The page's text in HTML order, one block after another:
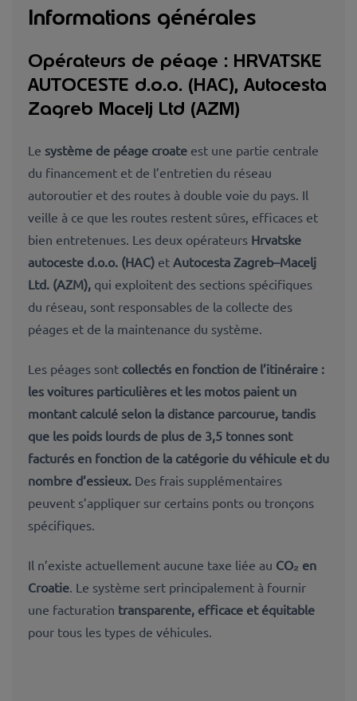
Informations générales
Opérateurs de péage : HRVATSKE
AUTOCESTE d.o.o. (HAC), Autocesta
Zagreb Macelj Ltd (AZM)
Le système de péage croate est une partie centrale
du financement et de l’entretien du réseau
autoroutier et des routes à double voie du pays. Il
veille à ce que les routes restent sûres, efficaces et
bien entretenues. Les deux opérateurs Hrvatske
autoceste d.o.o. (HAC) et Autocesta Zagreb–Macelj
Ltd. (AZM), qui exploitent des sections spécifiques
du réseau, sont responsables de la collecte des
péages et de la maintenance du système.
Les péages sont collectés en fonction de l’itinéraire :
les voitures particulières et les motos paient un
montant calculé selon la distance parcourue, tandis
que les poids lourds de plus de 3,5 tonnes sont
facturés en fonction de la catégorie du véhicule et du
nombre d’essieux. Des frais supplémentaires
peuvent s’appliquer sur certains ponts ou tronçons
spécifiques.
Il n’existe actuellement aucune taxe liée au CO₂ en
Croatie. Le système sert principalement à fournir
une facturation transparente, efficace et équitable
pour tous les types de véhicules.